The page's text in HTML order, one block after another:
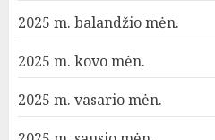
2025 m. balandžio mėn.
2025 m. kovo mėn.
2025 m. vasario mėn.